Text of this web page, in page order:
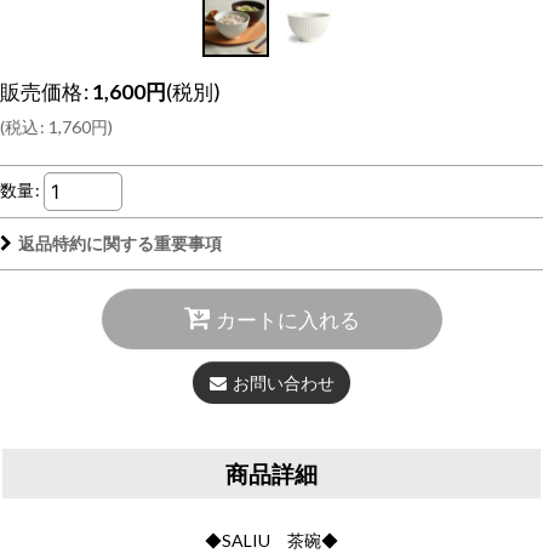
販売価格:1,600円(税別)
(税込: 1,760円)
数量:
返品特約に関する重要事項
カートに入れる
お問い合わせ
商品詳細
◆SALIU 茶碗◆